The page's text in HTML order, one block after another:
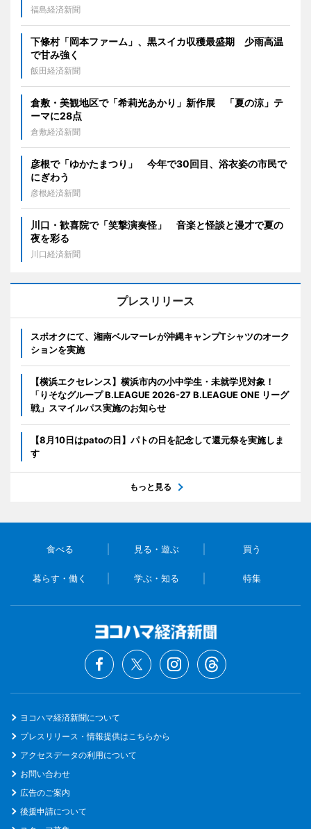
福島経済新聞
下條村「岡本ファーム」、黒スイカ収穫最盛期 少雨高温
で甘み強く
飯田経済新聞
倉敷・美観地区で「希莉光あかり」新作展 「夏の涼」テ
ーマに28点
倉敷経済新聞
彦根で「ゆかたまつり」 今年で30回目、浴衣姿の市民で
にぎわう
彦根経済新聞
川口・歓喜院で「笑撃演奏怪」 音楽と怪談と漫才で夏の
夜を彩る
川口経済新聞
プレスリリース
スポオクにて、湘南ベルマーレが沖縄キャンプTシャツのオーク
ションを実施
【横浜エクセレンス】横浜市内の小中学生・未就学児対象！
「りそなグループ B.LEAGUE 2026-27 B.LEAGUE ONE リーグ
戦」スマイルパス実施のお知らせ
【8月10日はpatoの日】パトの日を記念して還元祭を実施しま
す
もっと見る
食べる 見る・遊ぶ 買う
暮らす・働く 学ぶ・知る 特集
ヨコハマ経済新聞について
プレスリリース・情報提供はこちらから
アクセスデータの利用について
お問い合わせ
広告のご案内
後援申請について